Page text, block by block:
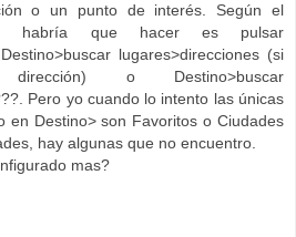
o un punto de interés. Según el
habría que hacer es pulsar
lugares>direcciones (si
o Destino>buscar
Pero yo cuando lo intento las únicas
en Destino> son Favoritos o Ciudades
hay algunas que no encuentro.
mas?